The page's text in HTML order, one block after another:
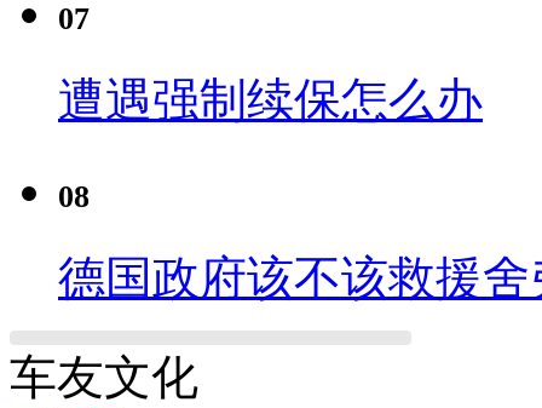
07
遭遇强制续保怎么办
08
德国政府该不该救援舍
车友文化